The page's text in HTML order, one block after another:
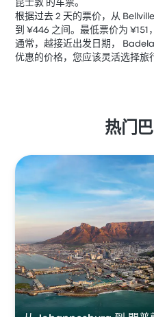
昆士敦 的车票。
根据过去 2 天的票价，从
到 ¥446 之间。最低票价为 ¥151
通常，越接近出发日期，
优惠的价格，您应该灵活选择旅
热门